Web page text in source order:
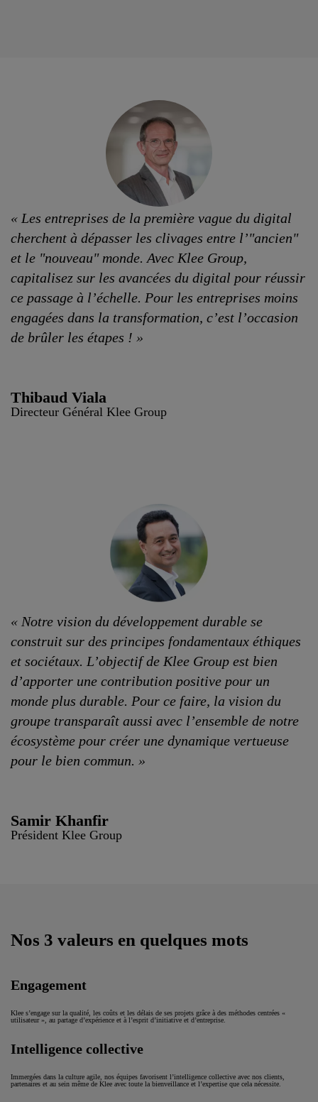
« Les entreprises de la première vague du digital
cherchent à dépasser les clivages entre l’"ancien"
et le "nouveau" monde. Avec Klee Group,
capitalisez sur les avancées du digital pour réussir
ce passage à l’échelle. Pour les entreprises moins
engagées dans la transformation, c’est l’occasion
de brûler les étapes ! »
Thibaud Viala
Directeur Général Klee Group
« Notre vision du développement durable se
construit sur des principes fondamentaux éthiques
et sociétaux. L’objectif de Klee Group est bien
d’apporter une contribution positive pour un
monde plus durable. Pour ce faire, la vision du
groupe transparaît aussi avec l’ensemble de notre
écosystème pour créer une dynamique vertueuse
pour le bien commun. »
Samir Khanfir
Président Klee Group
Nos 3 valeurs en quelques mots
Engagement
Klee s’engage sur la qualité, les coûts et les délais de ses projets grâce à des méthodes centrées «
utilisateur », au partage d’expérience et à l’esprit d’initiative et d’entreprise.
Intelligence collective
Immergées dans la culture agile, nos équipes favorisent l’intelligence collective avec nos clients,
partenaires et au sein même de Klee avec toute la bienveillance et l’expertise que cela nécessite.